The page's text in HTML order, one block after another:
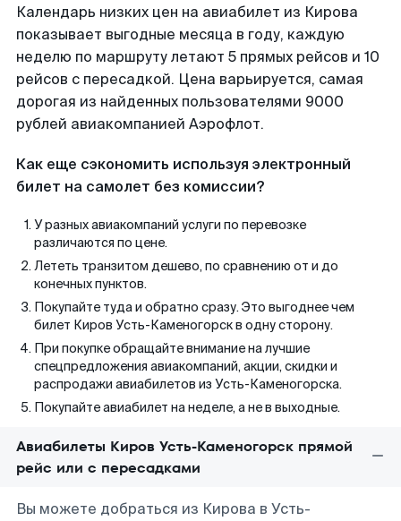
Календарь низких цен на авиабилет из Кирова
показывает выгодные месяца в году, каждую
неделю по маршруту летают 5 прямых рейсов и 10
рейсов с пересадкой. Цена варьируется, самая
дорогая из найденных пользователями 9000
рублей авиакомпанией Аэрофлот.
Как еще сэкономить используя электронный
билет на самолет без комиссии?
У разных авиакомпаний услуги по перевозке
различаются по цене.
Лететь транзитом дешево, по сравнению от и до
конечных пунктов.
Покупайте туда и обратно сразу. Это выгоднее чем
билет Киров Усть-Каменогорск в одну сторону.
При покупке обращайте внимание на лучшие
спецпредложения авиакомпаний, акции, скидки и
распродажи авиабилетов из Усть-Каменогорска.
Покупайте авиабилет на неделе, а не в выходные.
Авиабилеты Киров Усть-Каменогорск прямой
рейс или с пересадками
Вы можете добраться из Кирова в Усть-